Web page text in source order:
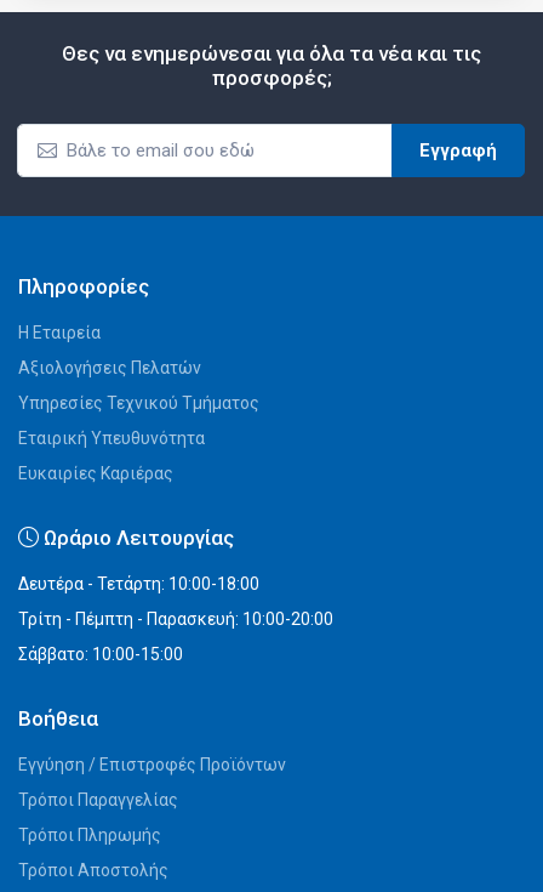
Θες να ενημερώνεσαι για όλα τα νέα και τις
προσφορές;
Εγγραφή
Πληροφορίες
Η Εταιρεία
Αξιολογήσεις Πελατών
Υπηρεσίες Τεχνικού Τμήματος
Εταιρική Υπευθυνότητα
Ευκαιρίες Καριέρας
Ωράριο Λειτουργίας
Δευτέρα - Τετάρτη: 10:00-18:00
Τρίτη - Πέμπτη - Παρασκευή: 10:00-20:00
Σάββατο: 10:00-15:00
Βοήθεια
Εγγύηση / Επιστροφές Προϊόντων
Τρόποι Παραγγελίας
Τρόποι Πληρωμής
Τρόποι Αποστολής